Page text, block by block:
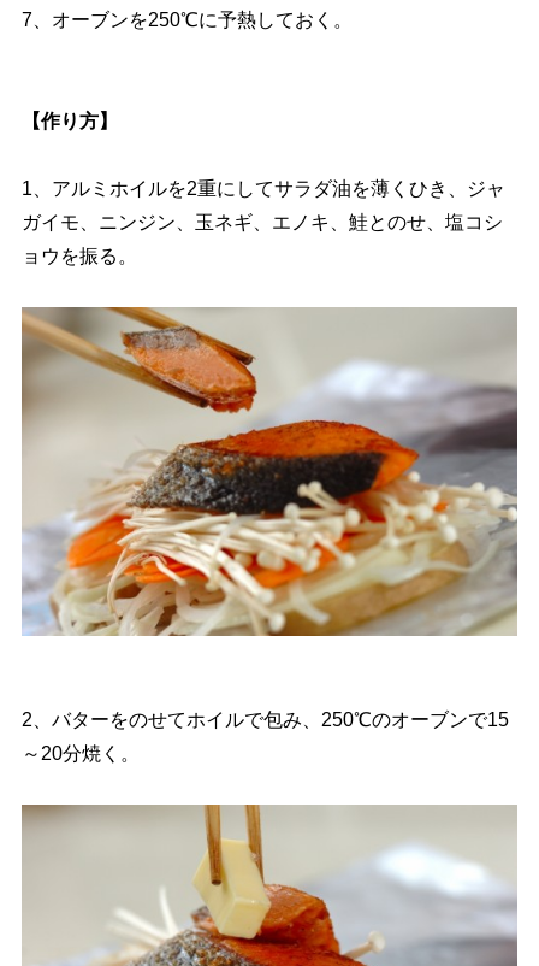
7、オーブンを250℃に予熱しておく。
【作り方】
1、アルミホイルを2重にしてサラダ油を薄くひき、ジャ
ガイモ、ニンジン、玉ネギ、エノキ、鮭とのせ、塩コシ
ョウを振る。
2、バターをのせてホイルで包み、250℃のオーブンで15
～20分焼く。